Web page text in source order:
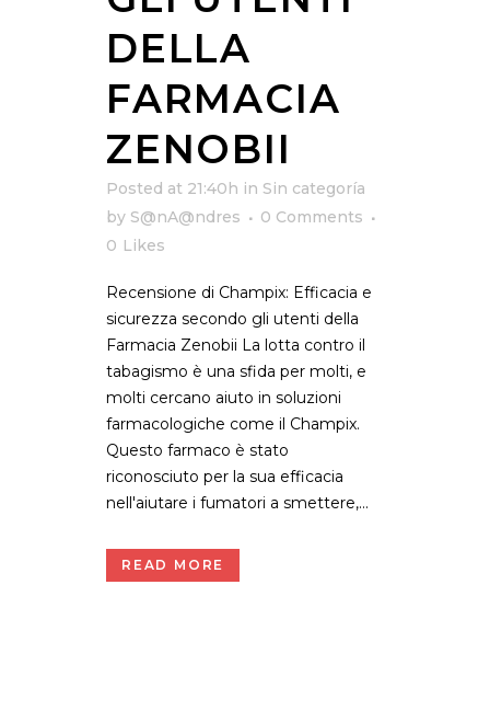
DELLA
FARMACIA
ZENOBII
Posted at 21:40h in Sin categoría
by S@nA@ndres
0 Comments
0 Likes
Recensione di Champix: Efficacia e
sicurezza secondo gli utenti della
Farmacia Zenobii La lotta contro il
tabagismo è una sfida per molti, e
molti cercano aiuto in soluzioni
farmacologiche come il Champix.
Questo farmaco è stato
riconosciuto per la sua efficacia
nell'aiutare i fumatori a smettere,...
READ MORE